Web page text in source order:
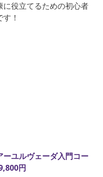
に役立てるための初心者
！
ーユルヴェーダ入門コー
円